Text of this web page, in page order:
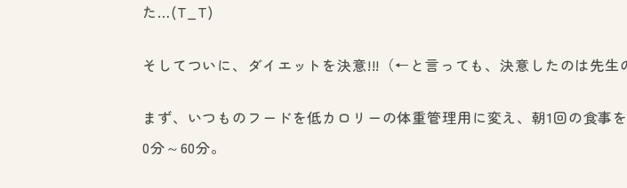
た…(T_T)
そしてついに、ダイエットを決意!!!（←と言っても、決意したのは先
まず、いつものフードを低カロリーの体重管理用に変え、朝1回の食
0分～60分。